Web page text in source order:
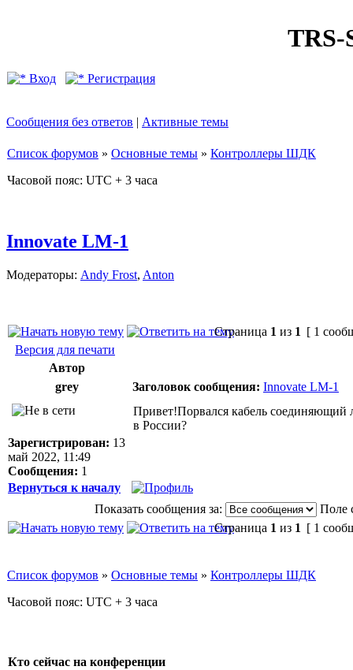
TRS-
Вход Регистрация
Сообщения без ответов | Активные темы
Список форумов » Основные темы » Контроллеры ШДК
Часовой пояс: UTC + 3 часа
Innovate LM-1
Модераторы: Andy Frost, Anton
Страница 1 из 1 [ 1
Версия для печати
Автор
grey
Заголовок сообщения: Innovate LM-1
Зарегистрирован: 13
май 2022, 11:49
Сообщения: 1
Привет!Порвался кабель соединяющий
в России?
Вернуться к началу
Показать сообщения за:
Поле
Страница 1 из 1 [ 1
Список форумов » Основные темы » Контроллеры ШДК
Часовой пояс: UTC + 3 часа
Кто сейчас на конференции